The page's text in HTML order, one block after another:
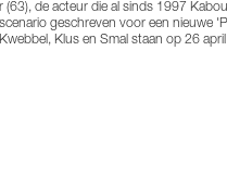
(63), de acteur die al sinds 1997
geschreven voor een nieuwe
Klus en Smal staan op 26